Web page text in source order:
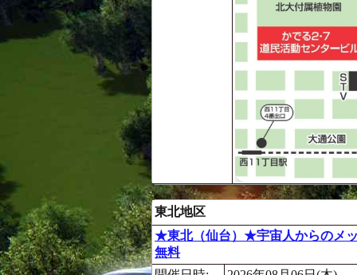
東北地区
★東北（仙台）★宇宙人からのメ
無料